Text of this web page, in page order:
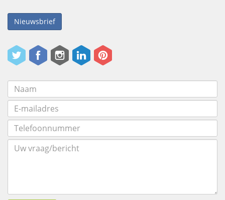
Nieuwsbrief